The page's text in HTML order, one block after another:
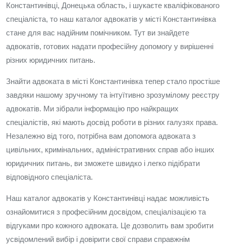
Константинівці, Донецька область, і шукаєте кваліфікованого
спеціаліста, то наш каталог адвокатів у місті Константинівка
стане для вас надійним помічником. Тут ви знайдете
адвокатів, готових надати професійну допомогу у вирішенні
різних юридичних питань.
Знайти адвоката в місті Константинівка тепер стало простіше
завдяки нашому зручному та інтуїтивно зрозумілому реєстру
адвокатів. Ми зібрали інформацію про найкращих
спеціалістів, які мають досвід роботи в різних галузях права.
Незалежно від того, потрібна вам допомога адвоката з
цивільних, кримінальних, адміністративних справ або інших
юридичних питань, ви зможете швидко і легко підібрати
відповідного спеціаліста.
Наш каталог адвокатів у Константинівці надає можливість
ознайомитися з професійним досвідом, спеціалізацією та
відгуками про кожного адвоката. Це дозволить вам зробити
усвідомлений вибір і довірити свої справи справжнім